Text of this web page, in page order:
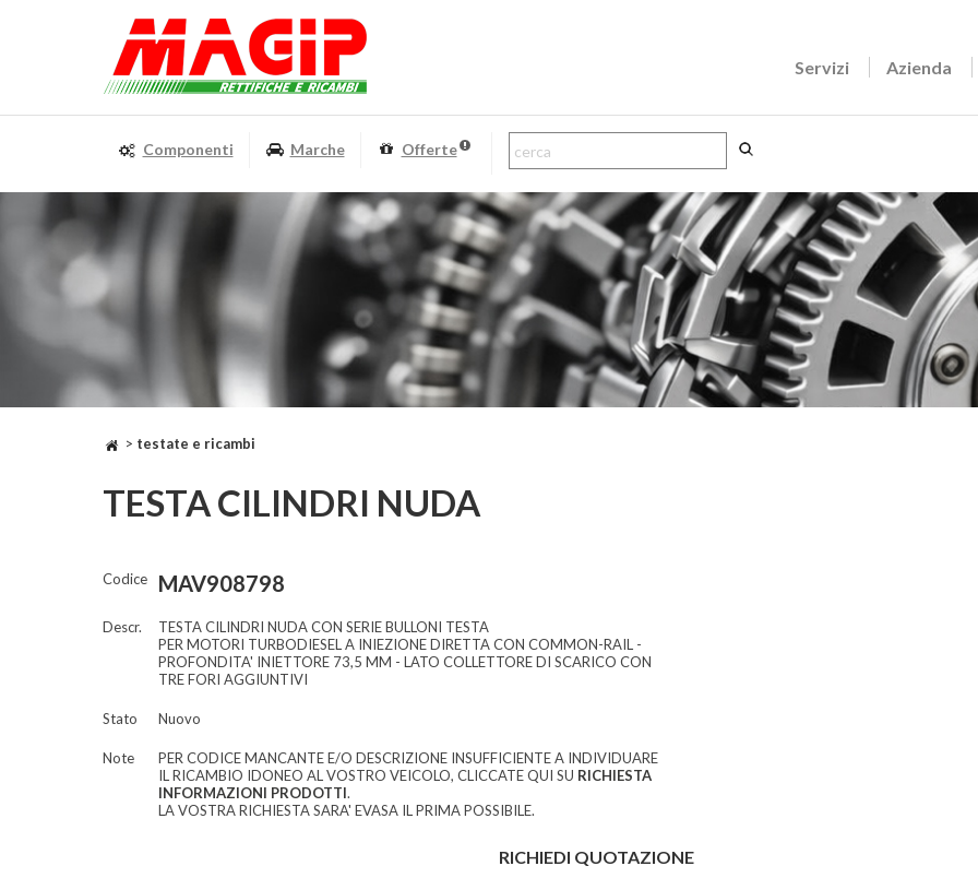
Servizi Azienda
Componenti Marche Offerte
> testate e ricambi
TESTA CILINDRI NUDA
Codice MAV908798
Descr.
TESTA CILINDRI NUDA CON SERIE BULLONI TESTA
PER MOTORI TURBODIESEL A INIEZIONE DIRETTA CON COMMON-RAIL -
PROFONDITA' INIETTORE 73,5 MM - LATO COLLETTORE DI SCARICO CON
TRE FORI AGGIUNTIVI
Stato Nuovo
Note
PER CODICE MANCANTE E/O DESCRIZIONE INSUFFICIENTE A INDIVIDUARE
IL RICAMBIO IDONEO AL VOSTRO VEICOLO, CLICCATE QUI SU RICHIESTA
INFORMAZIONI PRODOTTI.
LA VOSTRA RICHIESTA SARA' EVASA IL PRIMA POSSIBILE.
RICHIEDI QUOTAZIONE